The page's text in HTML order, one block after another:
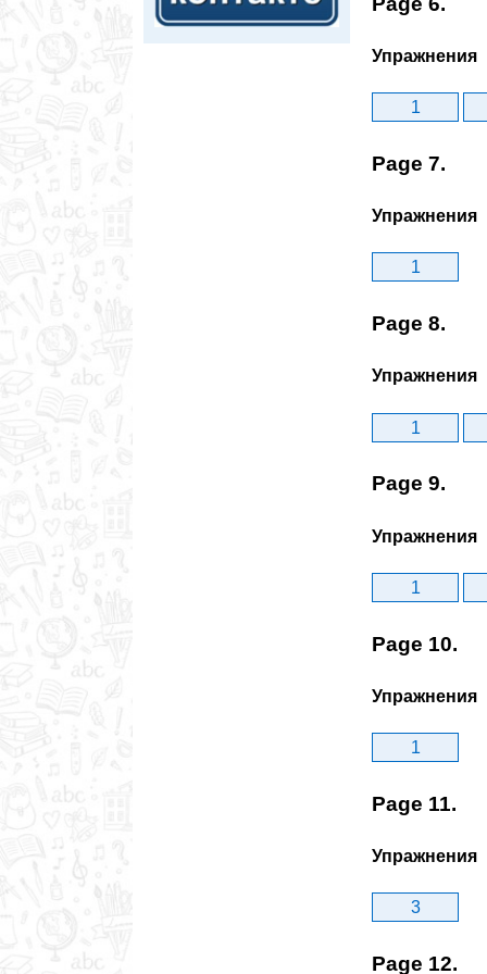
Упражнения
1
Page 7.
Упражнения
1
Page 8.
Упражнения
1
Page 9.
Упражнения
1
Page 10.
Упражнения
1
Page 11.
Упражнения
3
Page 12.